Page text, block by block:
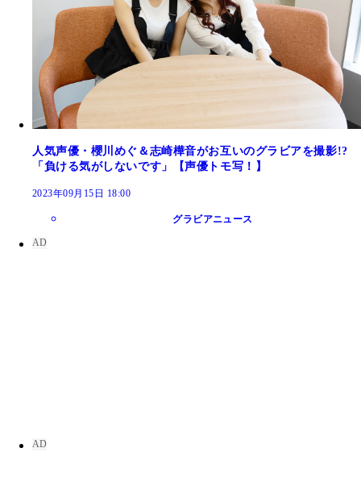
人気声優・櫻川めぐ＆志崎樺音がお互いのグラビアを撮影!?
「負ける気がしないです」【声優トモ写！】
2023年09月15日 18:00
グラビアニュース